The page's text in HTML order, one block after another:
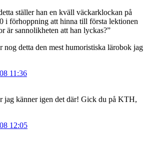
ställer han en kväll väckarklockan på
i förhoppning att hinna till första lektionen
är sannolikheten att han lyckas?”
nog detta den mest humoristiska lärobok jag
11:36
jag känner igen det där! Gick du på KTH,
12:05